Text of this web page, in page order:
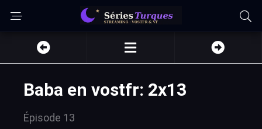
Baba en vostfr: 2x13
Épisode 13